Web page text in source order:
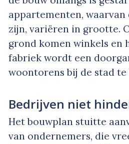
appartementen, waarvan
zijn, variëren in grootte.
grond komen winkels en
fabriek wordt een
woontorens bij de stad
Bedrijven niet
Het bouwplan stuitte
van ondernemers, die